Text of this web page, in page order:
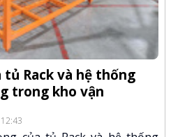
Rack và hệ thống
trong kho vận